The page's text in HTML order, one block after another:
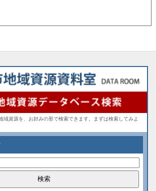
域資源を、お好みの形で検索できます。まずは検索してみよ